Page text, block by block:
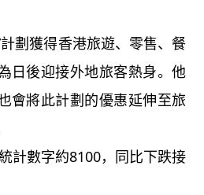
劃獲得香港旅遊、零售、餐
日後迎接外地旅客熱身。他
會將此計劃的優惠延伸至旅
數字約8100，同比下跌接